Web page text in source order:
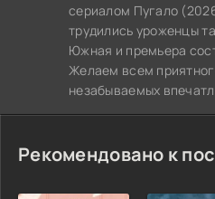
сериалом Пугало
трудились уроженцы
Южная и премьера
Желаем всем
незабываемых
Рекомендовано к